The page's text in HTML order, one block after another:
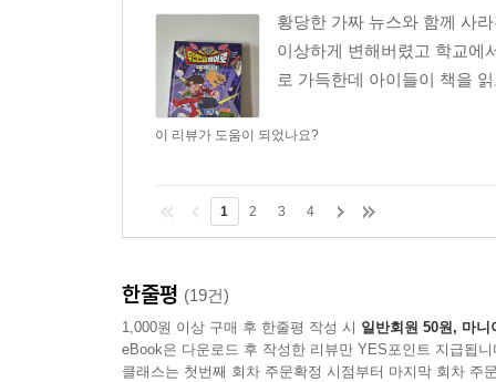
황당한 가짜 뉴스와 함께 사
이상하게 변해버렸고 학교에
로 가득한데 아이들이 책을
이 리뷰가 도움이 되었나요?
1 2 3 4
한줄평 (19건)
1,000원 이상 구매 후 한줄평 작성 시 일반회원 50원, 마니
eBook은 다운로드 후 작성한 리뷰만 YES포인트 지급됩니
클래스는 첫번째 회차 주문확정 시점부터 마지막 회차 주